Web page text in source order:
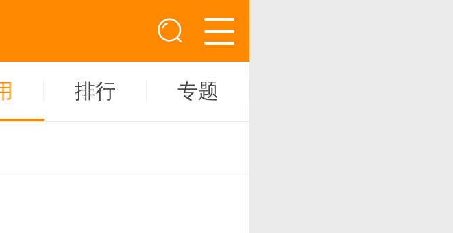
排行 专题